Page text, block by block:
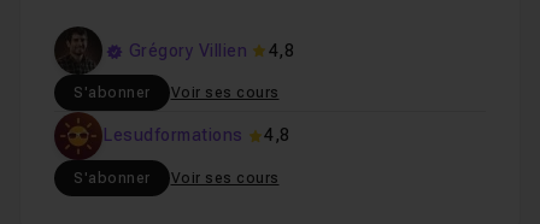
Grégory Villien 4,8
S'abonner Voir ses cours
Lesudformations 4,8
S'abonner Voir ses cours